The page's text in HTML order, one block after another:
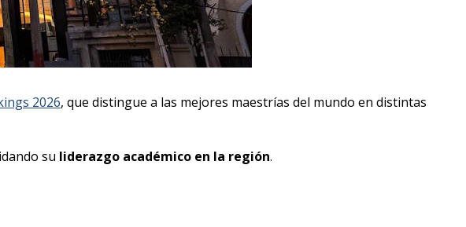
2026, que distingue a las mejores maestrías del mundo en distintas
su liderazgo académico en la región.